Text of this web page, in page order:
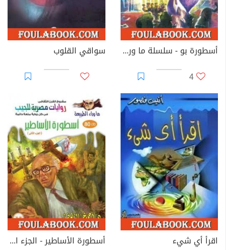
أسطورة بو - سلسلة ما وراء الطبيعة
4
سواقي القلوب
اقرأ أي شيء
أسطورة الأساطير - الجزء الثاني - سلسلة ما وراء الطبيعة